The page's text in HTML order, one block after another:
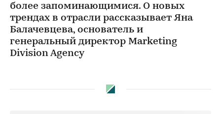
более запоминающимися. О новых
трендах в отрасли рассказывает Яна
Балачевцева, основатель и
генеральный директор Marketing
Division Agency